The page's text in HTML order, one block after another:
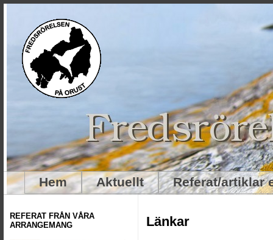
Hem Aktuellt Referat/
REFERAT FRÅN VÅRA
ARRANGEMANG
Länkar